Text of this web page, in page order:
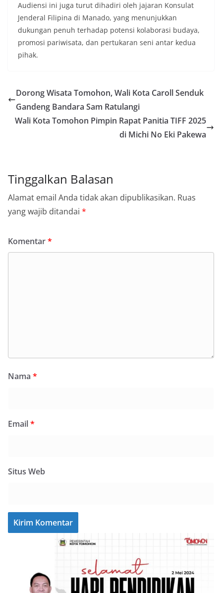
Audiensi ini juga turut dihadiri oleh jajaran Konsulat
Jenderal Filipina di Manado, yang menunjukkan
dukungan penuh terhadap potensi kolaborasi budaya,
promosi pariwisata, dan pertukaran seni antar kedua
pihak.
Dorong Wisata Tomohon, Wali Kota Caroll Senduk
Gandeng Bandara Sam Ratulangi
Wali Kota Tomohon Pimpin Rapat Panitia TIFF 2025
di Michi No Eki Pakewa
Tinggalkan Balasan
Alamat email Anda tidak akan dipublikasikan. Ruas
yang wajib ditandai *
Komentar*
Nama *
Email*
Situs Web